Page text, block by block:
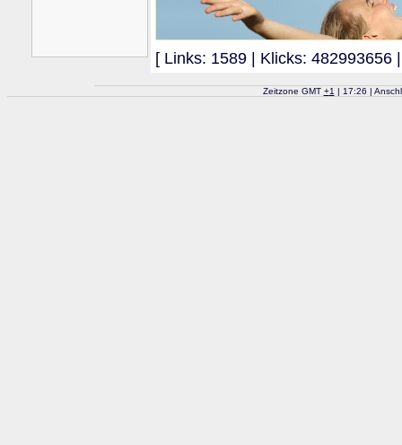
[ Links: 1589 | Klicks: 482993656
Zeitzone GMT +1 | 17:26 |